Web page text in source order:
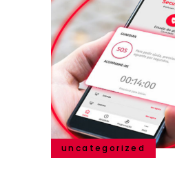
uncategorized